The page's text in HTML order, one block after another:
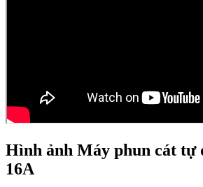
Hình ảnh Máy phun cát tự
16A